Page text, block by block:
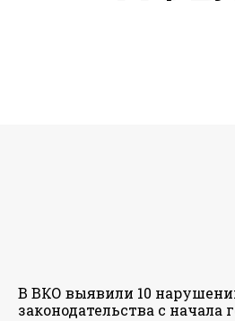
В ВКО выявили 10
законодательства с начала